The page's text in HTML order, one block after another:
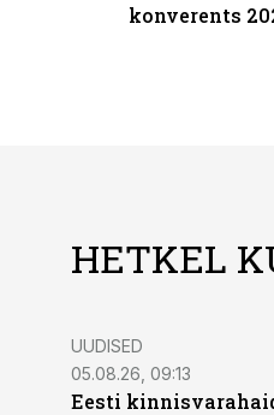
konverents
HETKEL
UUDISED
05.08.26, 09:13
Eesti